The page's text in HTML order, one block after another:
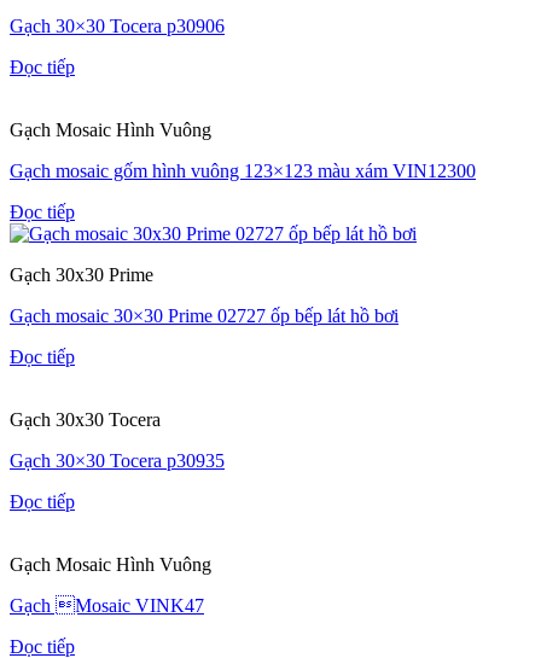
Gạch 30×30 Tocera p30906
Đọc tiếp
Gạch Mosaic Hình Vuông
Gạch mosaic gốm hình vuông 123×123 màu xám VIN12300
Đọc tiếp
Gạch 30x30 Prime
Gạch mosaic 30×30 Prime 02727 ốp bếp lát hồ bơi
Đọc tiếp
Gạch 30x30 Tocera
Gạch 30×30 Tocera p30935
Đọc tiếp
Gạch Mosaic Hình Vuông
Gạch Mosaic VINK47
Đọc tiếp